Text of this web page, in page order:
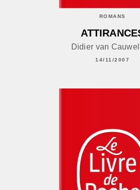
ROMANS
Didier van
14/11/2007